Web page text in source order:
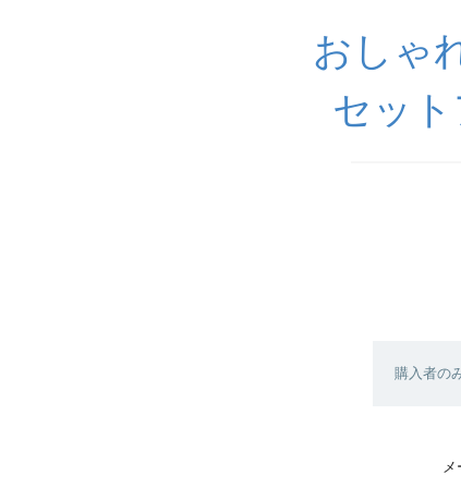
おしゃ
セット
購入者の